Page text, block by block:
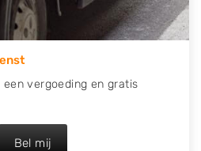
vergoeding en gratis
Bel mij